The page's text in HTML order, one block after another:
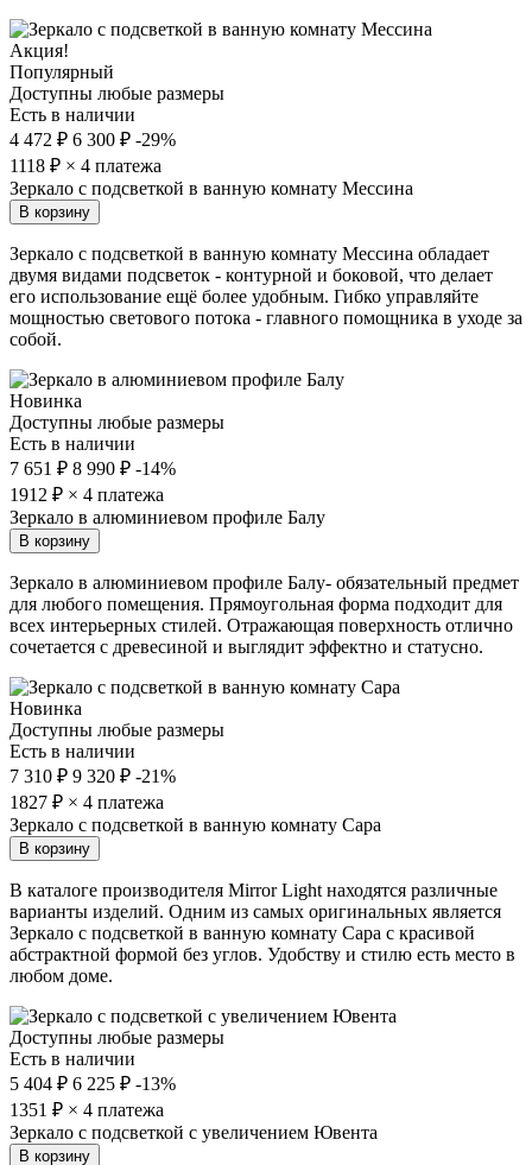
Акция!
Популярный
Доступны любые размеры
Есть в наличии
4 472 ₽ 6 300 ₽ -29%
1118 ₽ × 4 платежа
Зеркало с подсветкой в ванную комнату Мессина
В корзину
Зеркало с подсветкой в ванную комнату Мессина обладает
двумя видами подсветок - контурной и боковой, что делает
его использование ещё более удобным. Гибко управляйте
мощностью светового потока - главного помощника в уходе за
собой.
Новинка
Доступны любые размеры
Есть в наличии
7 651 ₽ 8 990 ₽ -14%
1912 ₽ × 4 платежа
Зеркало в алюминиевом профиле Балу
В корзину
Зеркало в алюминиевом профиле Балу- обязательный предмет
для любого помещения. Прямоугольная форма подходит для
всех интерьерных стилей. Отражающая поверхность отлично
сочетается с древесиной и выглядит эффектно и статусно.
Новинка
Доступны любые размеры
Есть в наличии
7 310 ₽ 9 320 ₽ -21%
1827 ₽ × 4 платежа
Зеркало с подсветкой в ванную комнату Сара
В корзину
В каталоге производителя Mirror Light находятся различные
варианты изделий. Одним из самых оригинальных является
Зеркало с подсветкой в ванную комнату Сара с красивой
абстрактной формой без углов. Удобству и стилю есть место в
любом доме.
Доступны любые размеры
Есть в наличии
5 404 ₽ 6 225 ₽ -13%
1351 ₽ × 4 платежа
Зеркало с подсветкой с увеличением Ювента
В корзину